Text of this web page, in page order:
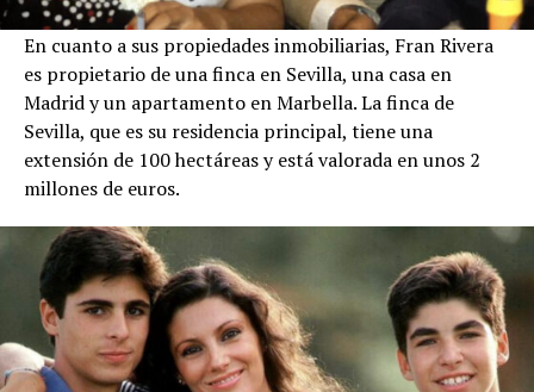
En cuanto a sus propiedades inmobiliarias, Fran Rivera
es propietario de una finca en Sevilla, una casa en
Madrid y un apartamento en Marbella. La finca de
Sevilla, que es su residencia principal, tiene una
extensión de 100 hectáreas y está valorada en unos 2
millones de euros.